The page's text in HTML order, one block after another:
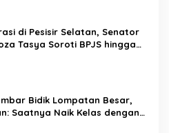
di Pesisir Selatan, Senator
Tasya Soroti BPJS hingga
Bidik Lompatan Besar,
Saatnya Naik Kelas dengan